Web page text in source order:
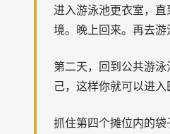
进入游泳池更衣室，直
境。晚上回来。再去游
第二天，回到公共游
己，这样你就可以进入
抓住第四个摊位内的袋